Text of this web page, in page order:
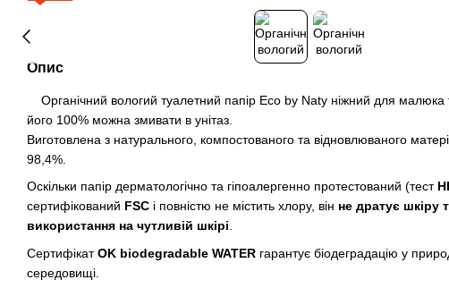
Опис
Органічний вологий туалетний папір Eco by Naty ніжний для малюка
його 100% можна змивати в унітаз.
Виготовлена ​​з натурального, компостованого та відновлюваного
98,4%.
Оскільки папір дерматологічно та гіпоалергенно протестований (тест
сертифікований FSC і повністю не містить хлору, він не дратує шкіру
використання на чутливій шкірі.
СертифікатOK biodegradable WATER гарантує біодеградацію у
середовищі.